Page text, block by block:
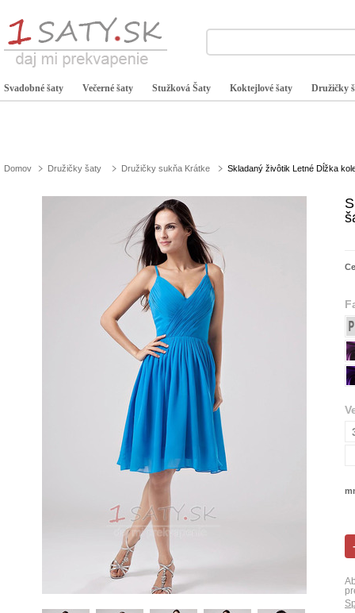
Svadobné šaty Večerné šaty Stužková Šaty Koktejlové šaty Družičky
Domov Družičky šaty Družičky sukňa Krátke Skladaný živôtik Letné Dĺžka